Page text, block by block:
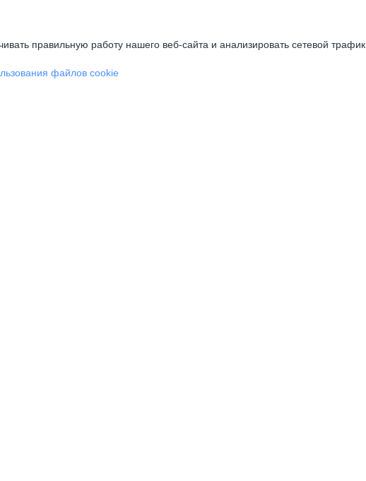
правильную работу нашего веб-сайта и анализировать сетевой трафик.
файлов cookie